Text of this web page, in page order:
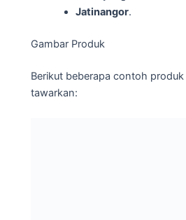
Jatinangor.
Gambar Produk
Berikut beberapa contoh
tawarkan: